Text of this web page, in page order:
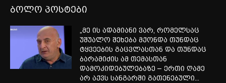
ბოლო პოსტები
„მე ის ადამიანი ვარ, რომელსაც
უშუალო შეხება მქონდა თუნდაც
ტყვეების გაცვლასთან და თუნდაც
ბარამიძის ამ თემასთან
დამოკიდებულებაზე – ერთი ღამე
არ აქვს სანგარში გათენებული...